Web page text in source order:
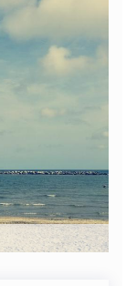
AUTORI
CURATORI
NOI
CONTATTI